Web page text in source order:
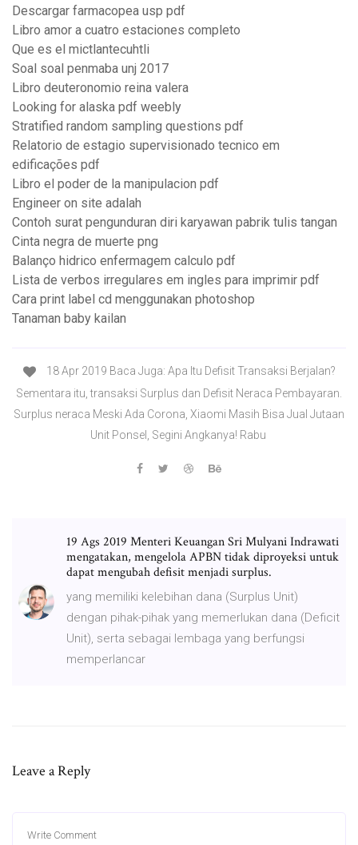
Descargar farmacopea usp pdf
Libro amor a cuatro estaciones completo
Que es el mictlantecuhtli
Soal soal penmaba unj 2017
Libro deuteronomio reina valera
Looking for alaska pdf weebly
Stratified random sampling questions pdf
Relatorio de estagio supervisionado tecnico em
edificações pdf
Libro el poder de la manipulacion pdf
Engineer on site adalah
Contoh surat pengunduran diri karyawan pabrik tulis tangan
Cinta negra de muerte png
Balanço hidrico enfermagem calculo pdf
Lista de verbos irregulares em ingles para imprimir pdf
Cara print label cd menggunakan photoshop
Tanaman baby kailan
18 Apr 2019 Baca Juga: Apa Itu Defisit Transaksi Berjalan?
Sementara itu, transaksi Surplus dan Defisit Neraca Pembayaran.
Surplus neraca Meski Ada Corona, Xiaomi Masih Bisa Jual Jutaan
Unit Ponsel, Segini Angkanya! Rabu
19 Ags 2019 Menteri Keuangan Sri Mulyani Indrawati
mengatakan, mengelola APBN tidak diproyeksi untuk
dapat mengubah defisit menjadi surplus.
yang memiliki kelebihan dana (Surplus Unit)
dengan pihak-pihak yang memerlukan dana (Deficit
Unit), serta sebagai lembaga yang berfungsi
memperlancar
Leave a Reply